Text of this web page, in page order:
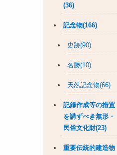
(36)
記念物(166)
史跡(90)
名勝(10)
天然記念物(66)
記録作成等の措置
を講ずべき無形・
民俗文化財(23)
重要伝統的建造物